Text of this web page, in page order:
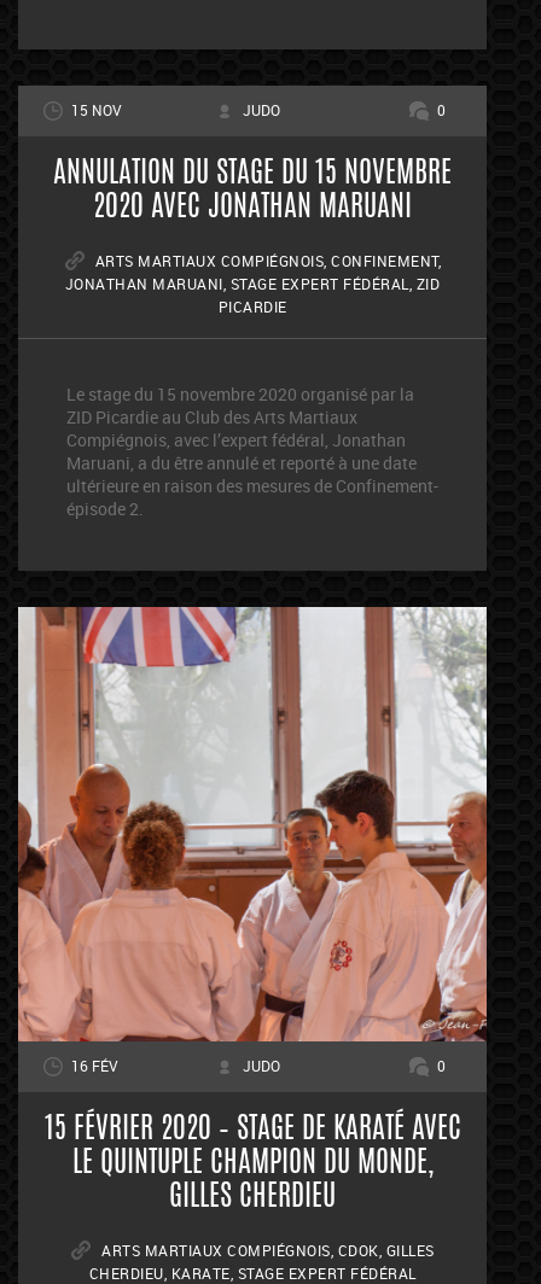
15 NOV JUDO 0
ANNULATION DU STAGE DU 15 NOVEMBRE
2020 AVEC JONATHAN MARUANI
ARTS MARTIAUX COMPIÉGNOIS ,CONFINEMENT,
JONATHAN MARUANI STAGE EXPERT FÉDÉRAL
ZID
PICARDIE
Le stage du 15 novembre 2020 organisé par la
ZID Picardie au Club des Arts Martiaux
Compiégnois, avec l’expert fédéral, Jonathan
Maruani, a du être annulé et reporté à une date
ultérieure en raison des mesures de Confinement-
épisode 2.
16 FÉV JUDO 0
15 FÉVRIER 2020 – STAGE DE KARATÉ AVEC
LE QUINTUPLE CHAMPION DU MONDE,
GILLES CHERDIEU
ARTS MARTIAUX COMPIÉGNOIS CDOK GILLES
CHERDIEU KARATE STAGE EXPERT FÉDÉRAL